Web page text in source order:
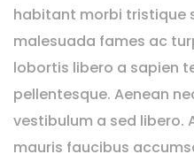
habitant morbi tristique
malesuada fames ac
lobortis libero a sapien
pellentesque. Aenean
vestibulum a sed libero.
mauris faucibus